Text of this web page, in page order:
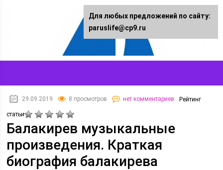
29.09.2019 8 просмотров нет комментариев Рейтинг
статьи
Балакирев музыкальные
произведения. Краткая
биография балакирева
Для любых предложений по сайту:
paruslife@cp9.ru